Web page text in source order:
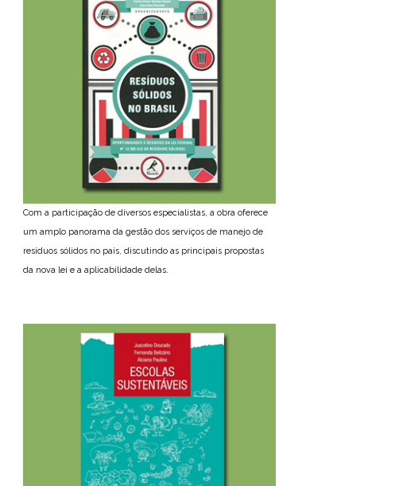
Com a participação de diversos especialistas, a obra oferece
um amplo panorama da gestão dos serviços de manejo de
resíduos sólidos no país, discutindo as principais propostas
da nova lei e a aplicabilidade delas.